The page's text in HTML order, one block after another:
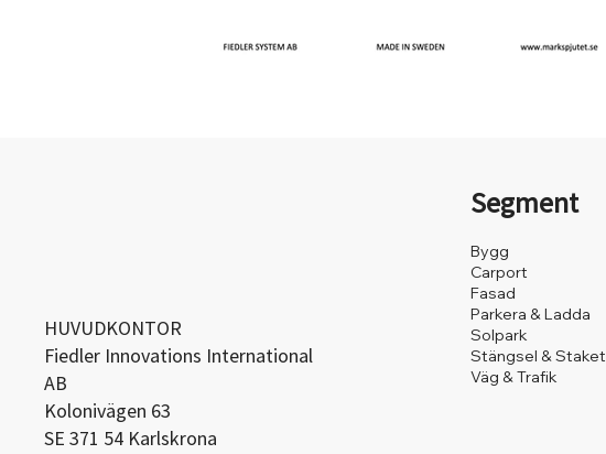
HUVUDKONTOR
Fiedler Innovations International
AB
Kolonivägen 63
SE 371 54 Karlskrona
Segment
Bygg
Carport
Fasad
Parkera & Ladda
Solpark
Stängsel & Staket
Väg & Trafik